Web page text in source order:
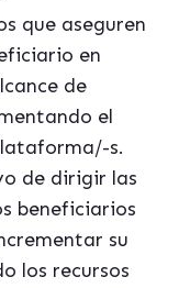
que aseguren
en
de
el
s.
de dirigir las
beneficiarios
su
los recursos